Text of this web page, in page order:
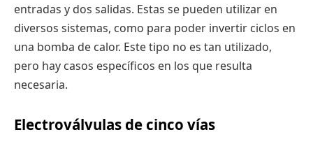
entradas y dos salidas. Estas se pueden utilizar en
diversos sistemas, como para poder invertir ciclos en
una bomba de calor. Este tipo no es tan utilizado,
pero hay casos específicos en los que resulta
necesaria.
Electroválvulas de cinco vías